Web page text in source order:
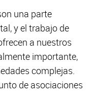
una parte
y el trabajo de
a nuestros
importante,
complejas.
de asociaciones